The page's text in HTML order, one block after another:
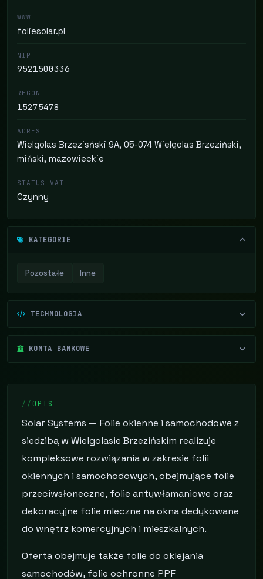
WWW
foliesolar.pl
NIP
9521500336
REGON
15275478
ADRES
Wielgolas Brzezisński 9A, 05-074 Wielgolas Brzeziński,
miński, mazowieckie
STATUS VAT
Czynny
KATEGORIE
Pozostałe Inne
TECHNOLOGIA
KONTA BANKOWE
OPIS
Solar Systems — Folie okienne i samochodowe z
siedzibą w Wielgolasie Brzezińskim realizuje
kompleksowe rozwiązania w zakresie folii
okiennych i samochodowych, obejmujące folie
przeciwsłoneczne, folie antywłamaniowe oraz
dekoracyjne folie mleczne na okna dedykowane
do wnętrz komercyjnych i mieszkalnych.
Oferta obejmuje także folie do oklejania
samochodów, folie ochronne PPF